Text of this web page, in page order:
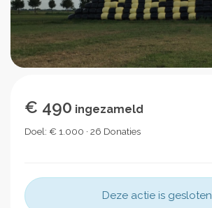
€ 490 ingezameld
Doel: € 1.000 · 26 Donaties
Deze actie is gesloten